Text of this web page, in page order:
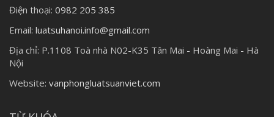
Điện thoại: 0982 205 385
Email: luatsuhanoi.info@gmail.com
Địa chỉ: P.1108 Toà nhà N02-K35 Tân Mai - Hoàng Mai - Hà
Nội
Website: vanphongluatsuanviet.com